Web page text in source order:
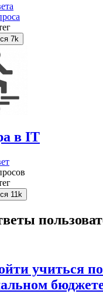
7k
в IT
11k
учиться